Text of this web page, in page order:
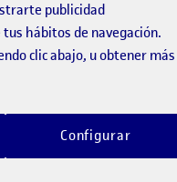
publicidad
hábitos de navegación.
clic abajo, u obtener más
Configurar